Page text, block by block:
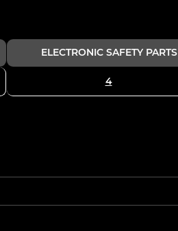
ELECTRONIC SAFETY PARTS
4